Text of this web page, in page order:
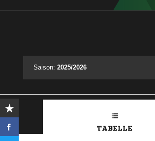
Saison: 2025/2026
TABELLE